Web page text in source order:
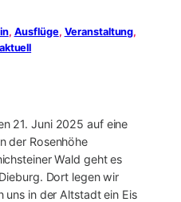
, Ausflüge, Veranstaltung
21. Juni 2025 auf eine
der Rosenhöhe
Wald geht es
Dort legen wir
uns in der Altstadt ein Eis